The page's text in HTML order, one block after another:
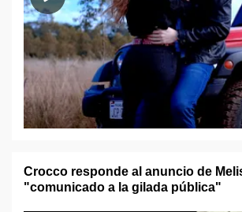
Crocco responde al anuncio de
"comunicado a la gilada pública"